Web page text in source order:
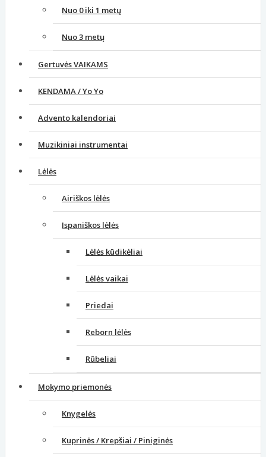
Nuo 0 iki 1 metų
Nuo 3 metų
Gertuvės VAIKAMS
KENDAMA / Yo Yo
Advento kalendoriai
Muzikiniai instrumentai
Lėlės
Airiškos lėlės
Ispaniškos lėlės
Lėlės kūdikėliai
Lėlės vaikai
Priedai
Reborn lėlės
Rūbeliai
Mokymo priemonės
Knygelės
Kuprinės / Krepšiai / Piniginės